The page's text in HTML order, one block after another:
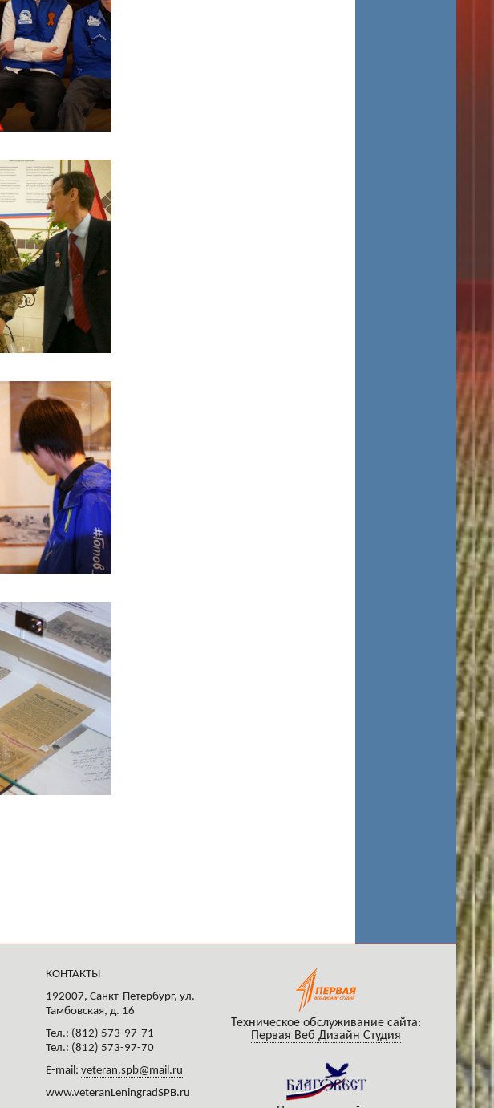
КОНТАКТЫ
192007, Санкт-Петербург, ул.
Тамбовская, д. 16
Тел.: (812) 573-97-71
Тел.: (812) 573-97-70
E-mail: veteran.spb@mail.ru
www.veteranLeningradSPB.ru
Техническое обслуживание сайта:
Первая Веб Дизайн Студия